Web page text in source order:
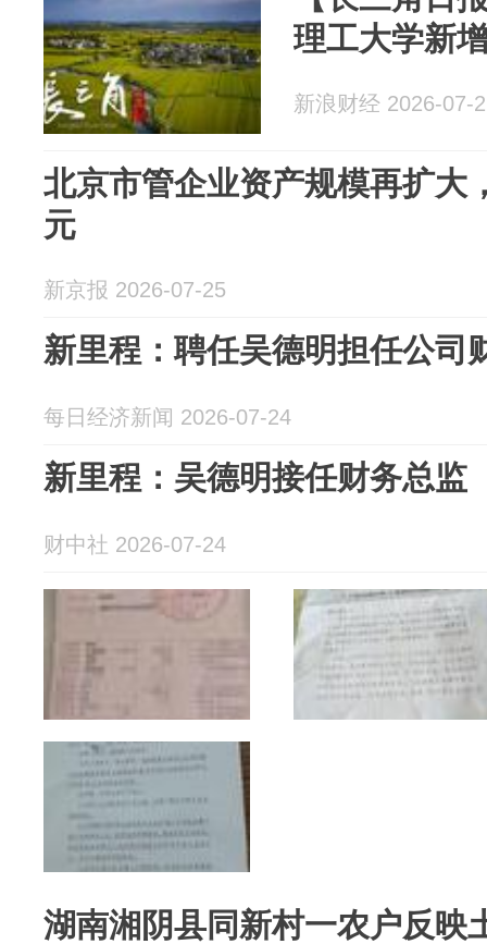
理工大学新
新浪财经 2026-07-
北京市管企业资产规模再扩大
元
新京报 2026-07-25
新里程：聘任吴德明担任公司
每日经济新闻 2026-07-24
新里程：吴德明接任财务总监
财中社 2026-07-24
湖南湘阴县同新村一农户反映